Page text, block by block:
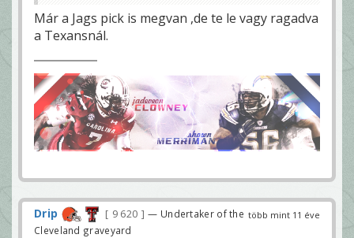
Már a Jags pick is megvan ,de te le vagy ragadva
a Texansnál.
több mint 11 éve
Drip 9 620
— Undertaker of the
Cleveland graveyard